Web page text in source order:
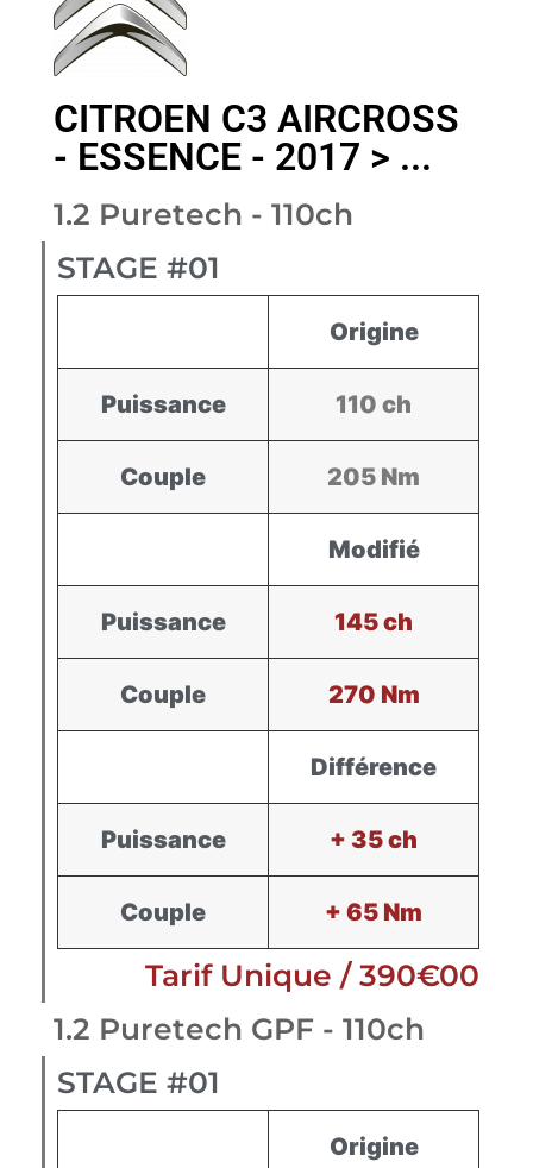
CITROEN C3 AIRCROSS
- ESSENCE - 2017 > ...
1.2 Puretech - 110ch
STAGE #01
Origine
Puissance 110 ch
Couple 205 Nm
Modifié
Puissance 145 ch
Couple 270 Nm
Différence
Puissance + 35 ch
Couple + 65 Nm
Tarif Unique / 390€00
1.2 Puretech GPF - 110ch
STAGE #01
Origine